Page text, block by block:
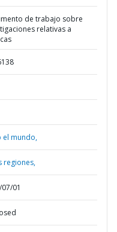
de trabajo sobre
relativas a
el mundo,
regiones,
01